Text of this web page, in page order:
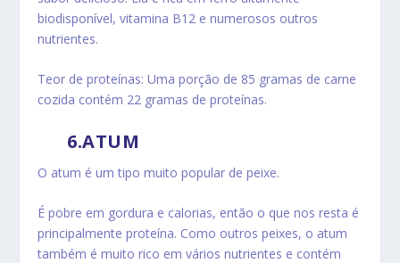
biodisponível, vitamina B12 e numerosos outros
nutrientes.
Teor de proteínas: Uma porção de 85 gramas de carne
cozida contém 22 gramas de proteínas.
6.ATUM
O atum é um tipo muito popular de peixe.
É pobre em gordura e calorias, então o que nos resta é
principalmente proteína. Como outros peixes, o atum
também é muito rico em vários nutrientes e contém